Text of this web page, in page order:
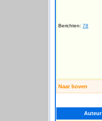
Berichten: 78
Naar boven
Auteur